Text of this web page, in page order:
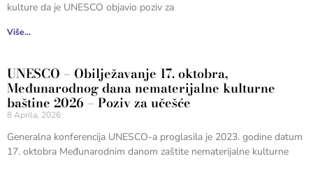
kulture da je UNESCO objavio poziv za
Više...
UNESCO – Obilježavanje 17. oktobra,
Međunarodnog dana nematerijalne kulturne
baštine 2026 – Poziv za učešće
8 Aprila, 2026
Generalna konferencija UNESCO-a proglasila je 2023. godine datum
17. oktobra Međunarodnim danom zaštite nematerijalne kulturne